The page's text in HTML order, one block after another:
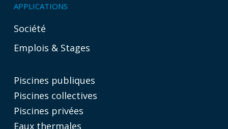
APPLICATIONS
Société
Emplois & Stages
Piscines publiques
Piscines collectives
Piscines privées
Eaux thermales